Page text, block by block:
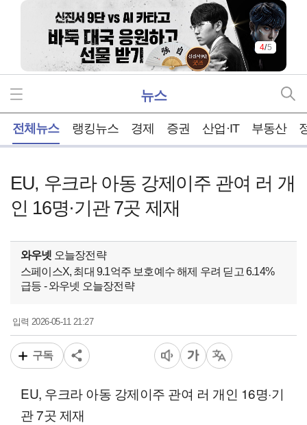
4/5
뉴스
전체뉴스 랭킹뉴스 경제 증권 산업·IT 부동산
EU, 우크라 아동 강제이주 관여 러 개
인 16명·기관 7곳 제재
와우넷 오늘장전략
스페이스X, 최대 9.1억주 보호예수 해제 우려 딛고 6.14%
급등 - 와우넷 오늘장전략
입력2026-05-11 21:27
구독
EU, 우크라 아동 강제이주 관여 러 개인 16명·기
관 7곳 제재